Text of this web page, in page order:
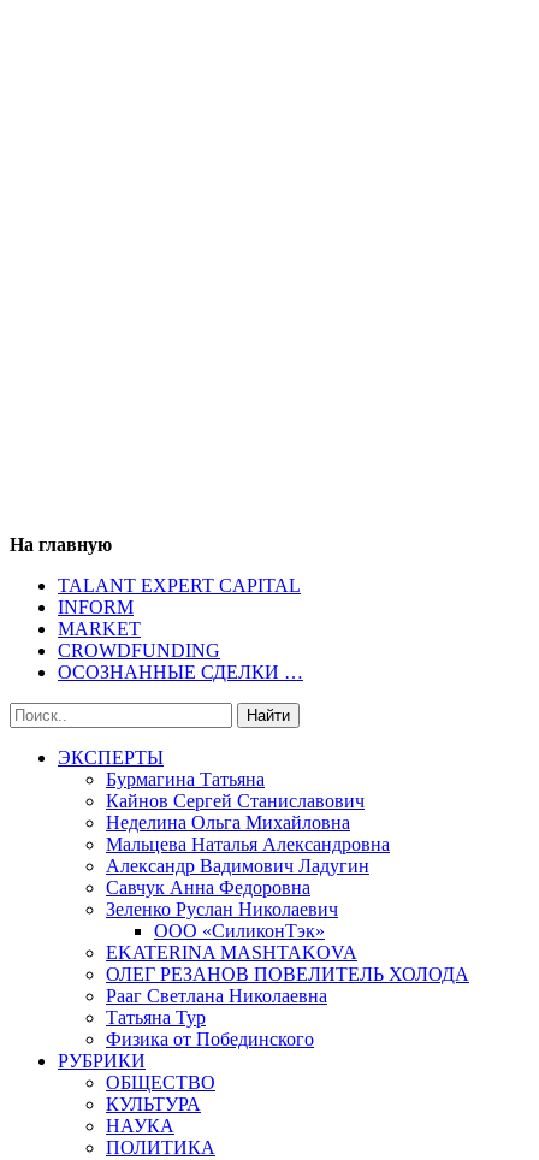
На главную
TALANT EXPERT CAPITAL
INFORM
MARKET
CROWDFUNDING
ОСОЗНАННЫЕ СДЕЛКИ …
ЭКСПЕРТЫ
Бурмагина Татьяна
Кайнов Сергей Станиславович
Неделина Ольга Михайловна
Мальцева Наталья Александровна
Александр Вадимович Ладугин
Савчук Анна Федоровна
Зеленко Руслан Николаевич
ООО «СиликонТэк»
EKATERINA MASHTAKOVA
ОЛЕГ РЕЗАНОВ ПОВЕЛИТЕЛЬ ХОЛОДА
Рааг Светлана Николаевна
Татьяна Тур
Физика от Побединского
РУБРИКИ
ОБЩЕСТВО
КУЛЬТУРА
НАУКА
ПОЛИТИКА